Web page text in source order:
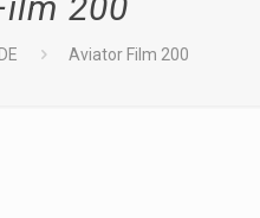
Aviator Film 200